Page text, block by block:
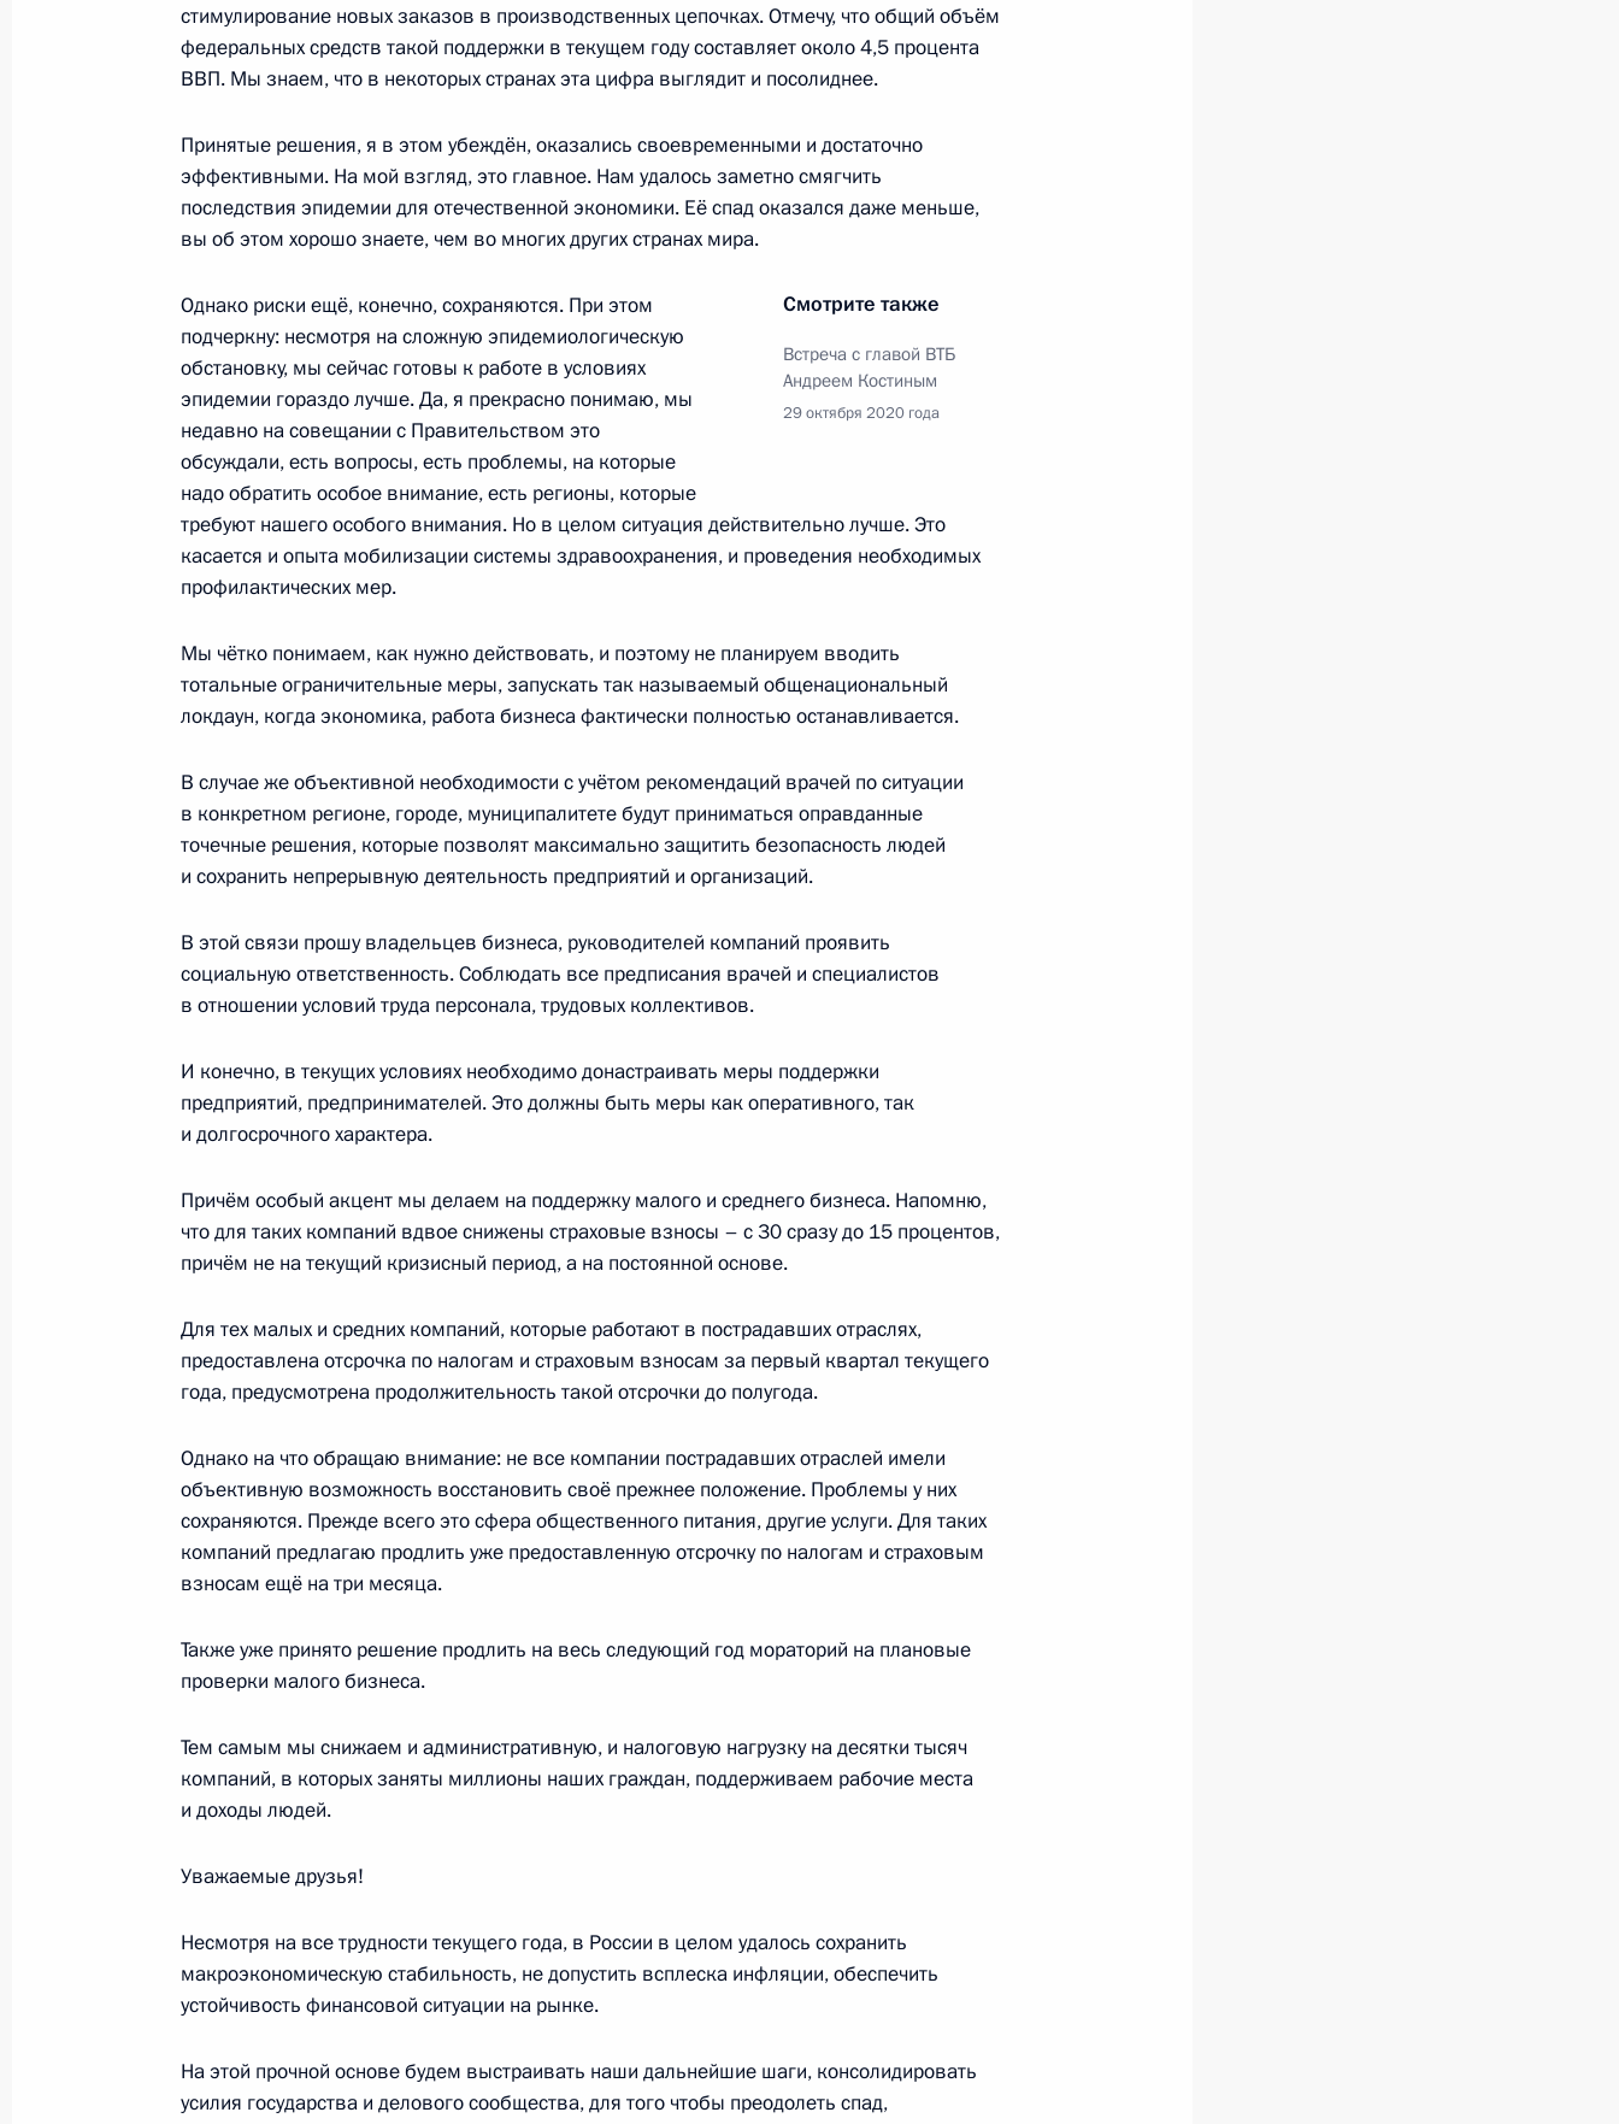
Совещание по финансированию и развитию космической
отрасли
2 ноября 2020 года, 15:40 Московская область, Ново-Огарёво
1 5м
Встреча с финалистами конкурса «Большая перемена»
2 ноября 2020 года, 14:45 Московская область, Ново-Огарёво
8
29 октября 2020 года, четверг
Встреча с главой ВТБ Андреем Костиным
29 октября 2020 года, 17:15 Московская область, Ново-Огарёво
Инвестиционный форум «Россия зовёт!»
29 октября 2020 года, 16:30
6
28 октября 2020 года, среда
28 октября 2020 года, 14:30 Московская область, Ново-Огарёво
Заседание Совета по культуре и искусству
27 октября 2020 года, 19:15 Московская область, Ново-Огарёво
26 октября 2020 года, понедельник
по деэскалации обстановки в Европе в условиях прекращения
действия Договора о ракетах средней и меньшей дальности
(РСМД)
Володиным
26 октября 2020 года, 10:00 Московская область, Ново-Огарёво
Совещание по экономическим вопросам
23 октября 2020 года, 14:30
2
22 октября 2020 года, четверг
21 октября 2020 года, среда
Рабочая встреча с Заместителем Председателя Правительства
Маратом Хуснуллиным
стимулирование новых заказов в производственных цепочках. Отмечу, что общий объём
федеральных средств такой поддержки в текущем году составляет около 4,5 процента
ВВП. Мы знаем, что в некоторых странах эта цифра выглядит и посолиднее.
Принятые решения, я в этом убеждён, оказались своевременными и достаточно
эффективными. На мой взгляд, это главное. Нам удалось заметно смягчить
последствия эпидемии для отечественной экономики. Её спад оказался даже меньше,
вы об этом хорошо знаете, чем во многих других странах мира.
Смотрите также
Встреча с главой ВТБ
Андреем Костиным
29 октября 2020 года
Однако риски ещё, конечно, сохраняются. При этом
подчеркну: несмотря на сложную эпидемиологическую
обстановку, мы сейчас готовы к работе в условиях
эпидемии гораздо лучше. Да, я прекрасно понимаю, мы
недавно на совещании с Правительством это
обсуждали, есть вопросы, есть проблемы, на которые
надо обратить особое внимание, есть регионы, которые
требуют нашего особого внимания. Но в целом ситуация действительно лучше. Это
касается и опыта мобилизации системы здравоохранения, и проведения необходимых
профилактических мер.
Мы чётко понимаем, как нужно действовать, и поэтому не планируем вводить
тотальные ограничительные меры, запускать так называемый общенациональный
локдаун, когда экономика, работа бизнеса фактически полностью останавливается.
В случае же объективной необходимости с учётом рекомендаций врачей по ситуации
в конкретном регионе, городе, муниципалитете будут приниматься оправданные
точечные решения, которые позволят максимально защитить безопасность людей
и сохранить непрерывную деятельность предприятий и организаций.
В этой связи прошу владельцев бизнеса, руководителей компаний проявить
социальную ответственность. Соблюдать все предписания врачей и специалистов
в отношении условий труда персонала, трудовых коллективов.
И конечно, в текущих условиях необходимо донастраивать меры поддержки
предприятий, предпринимателей. Это должны быть меры как оперативного, так
и долгосрочного характера.
Причём особый акцент мы делаем на поддержку малого и среднего бизнеса. Напомню,
что для таких компаний вдвое снижены страховые взносы – с 30 сразу до 15 процентов,
причём не на текущий кризисный период, а на постоянной основе.
Для тех малых и средних компаний, которые работают в пострадавших отраслях,
предоставлена отсрочка по налогам и страховым взносам за первый квартал текущего
года, предусмотрена продолжительность такой отсрочки до полугода.
Однако на что обращаю внимание: не все компании пострадавших отраслей имели
объективную возможность восстановить своё прежнее положение. Проблемы у них
сохраняются. Прежде всего это сфера общественного питания, другие услуги. Для таких
компаний предлагаю продлить уже предоставленную отсрочку по налогам и страховым
взносам ещё на три месяца.
Также уже принято решение продлить на весь следующий год мораторий на плановые
проверки малого бизнеса.
Тем самым мы снижаем и административную, и налоговую нагрузку на десятки тысяч
компаний, в которых заняты миллионы наших граждан, поддерживаем рабочие места
и доходы людей.
Уважаемые друзья!
Несмотря на все трудности текущего года, в России в целом удалось сохранить
макроэкономическую стабильность, не допустить всплеска инфляции, обеспечить
устойчивость финансовой ситуации на рынке.
На этой прочной основе будем выстраивать наши дальнейшие шаги, консолидировать
усилия государства и делового сообщества, для того чтобы преодолеть спад,